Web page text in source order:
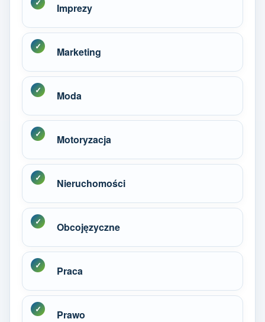
Imprezy
Marketing
Moda
Motoryzacja
Nieruchomości
Obcojęzyczne
Praca
Prawo